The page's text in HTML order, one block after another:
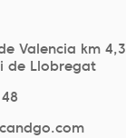
Valencia km 4,3
de Llobregat